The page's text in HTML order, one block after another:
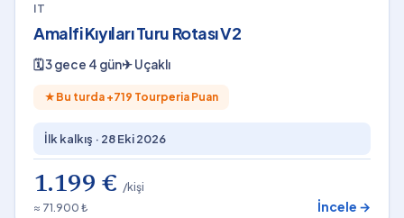
IT
Amalfi Kıyıları Turu Rotası V2
🗓3 gece 4 gün✈Uçaklı
★ Bu turda +719 Tourperia Puan
İlk kalkış · 28 Eki 2026
1.199 € /kişi
≈ 71.900 ₺
İncele →